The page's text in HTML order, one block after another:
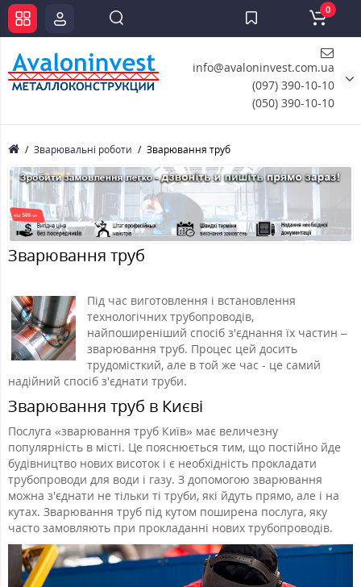
info@avaloninvest.com.ua
(097) 390-10-10
(050) 390-10-10
0
Зварювальні роботи Зварювання труб
Зварювання труб
Під час виготовлення і встановлення
технологічних трубопроводів,
найпоширеніший спосіб з'єднання їх частин –
зварювання труб. Процес цей досить
трудомісткий, але в той же час - це самий
надійний спосіб з'єднати труби.
Зварювання труб в Києві
Послуга «зварювання труб Київ» має величезну
популярність в місті. Це пояснюється тим, що постійно йде
будівництво нових висоток і є необхідність прокладати
трубопроводи для води і газу. З допомогою зварювання
можна з'єднати не тільки ті труби, які йдуть прямо, але і на
кутах. Зварювання труб під кутом поширена послуга, яку
часто замовляють при прокладанні нових трубопроводів.